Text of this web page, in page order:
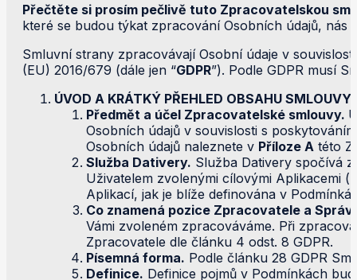
Přečtěte si prosím pečlivě tuto Zpracovatelskou
které se budou týkat zpracování Osobních údajů,
Smluvní strany zpracovávají Osobní údaje v
(EU) 2016/679 (dále jen “GDPR”). Podle GDPR musí
ÚVOD A KRÁTKÝ PŘEHLED OBSAHU SMLOUVY
Předmět a účel Zpracovatelské smlouvy.
Osobních údajů v souvislosti s
Osobních údajů naleznete v Příloze A této
Služba Dativery. Služba Dativery spočívá
Uživatelem zvolenými cílovými Aplikacemi
Aplikací, jak je blíže definována v
Co znamená pozice Zpracovatele a
Vámi zvoleném zpracováváme. Při
Zpracovatele dle článku 4 odst. 8 GDPR.
Písemná forma. Podle článku 28 GDPR
Definice. Definice pojmů v Podmínkách